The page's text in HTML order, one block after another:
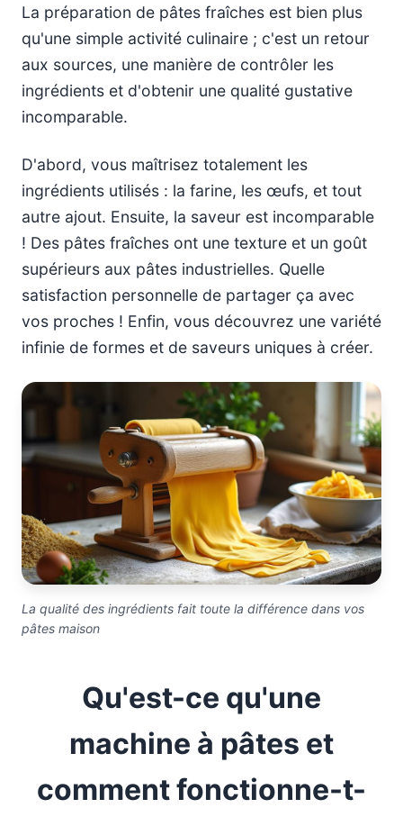
La préparation de pâtes fraîches est bien plus
qu'une simple activité culinaire ; c'est un retour
aux sources, une manière de contrôler les
ingrédients et d'obtenir une qualité gustative
incomparable.
D'abord, vous maîtrisez totalement les
ingrédients utilisés : la farine, les œufs, et tout
autre ajout. Ensuite, la saveur est incomparable
! Des pâtes fraîches ont une texture et un goût
supérieurs aux pâtes industrielles. Quelle
satisfaction personnelle de partager ça avec
vos proches ! Enfin, vous découvrez une variété
infinie de formes et de saveurs uniques à créer.
La qualité des ingrédients fait toute la différence dans vos
pâtes maison
Qu'est-ce qu'une
machine à pâtes et
comment fonctionne-t-